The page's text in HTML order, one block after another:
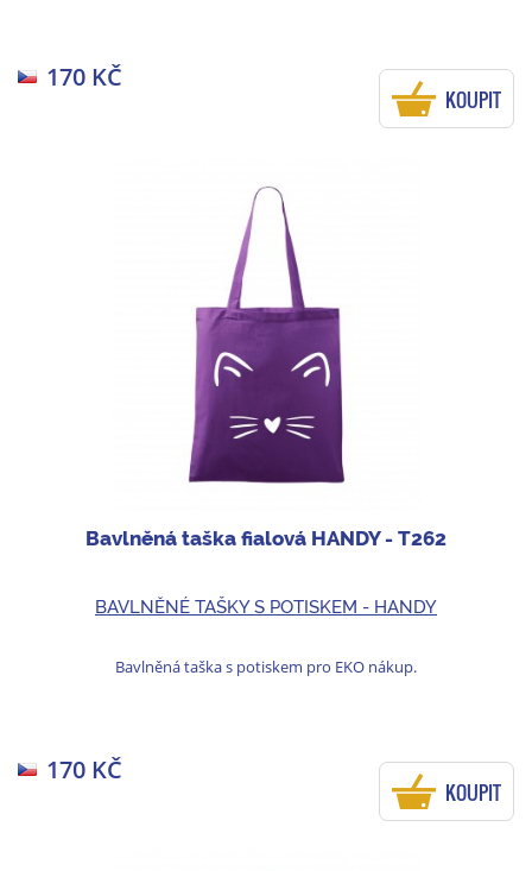
170 KČ
KOUPIT
Bavlněná taška fialová HANDY - T262
BAVLNĚNÉ TAŠKY S POTISKEM - HANDY
Bavlněná taška s potiskem pro EKO nákup.
170 KČ
KOUPIT